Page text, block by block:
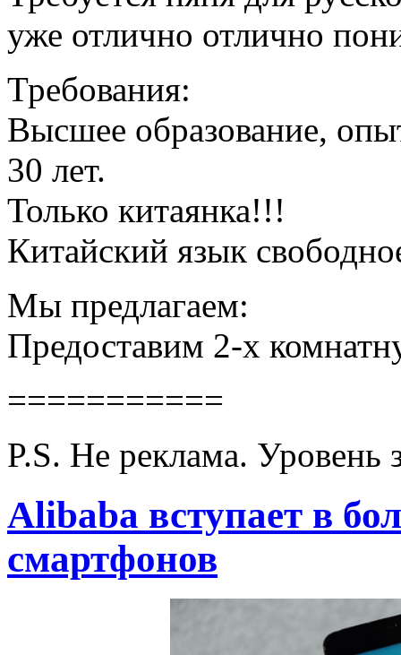
уже отлично отлично
Требования:
Высшее образование,
30 лет.
Только китаянка!!!
Китайский язык
Мы предлагаем:
Предоставим 2-х
===========
P.S. Не реклама. Уровень
Alibaba вступает в
смартфонов